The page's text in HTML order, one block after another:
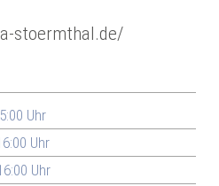
stoermthal.de/
Uhr
Uhr
Uhr